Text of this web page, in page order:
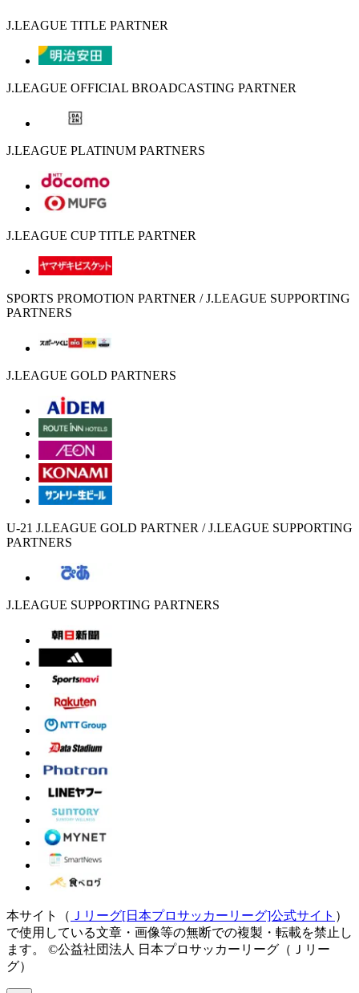
J.LEAGUE TITLE PARTNER
J.LEAGUE OFFICIAL BROADCASTING PARTNER
J.LEAGUE PLATINUM PARTNERS
J.LEAGUE CUP TITLE PARTNER
SPORTS PROMOTION PARTNER / J.LEAGUE SUPPORTING
PARTNERS
J.LEAGUE GOLD PARTNERS
U-21 J.LEAGUE GOLD PARTNER / J.LEAGUE SUPPORTING
PARTNERS
J.LEAGUE SUPPORTING PARTNERS
本サイト（ Ｊリーグ[日本プロサッカーリーグ]公式サイト ）
で使用している文章・画像等の無断での複製・転載を禁止し
ます。
©公益社団法人 日本プロサッカーリーグ（Ｊリー
グ）